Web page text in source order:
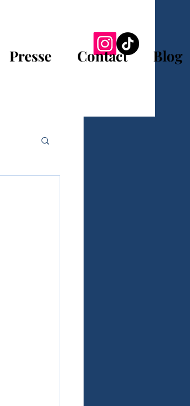
Presse Contact Blog